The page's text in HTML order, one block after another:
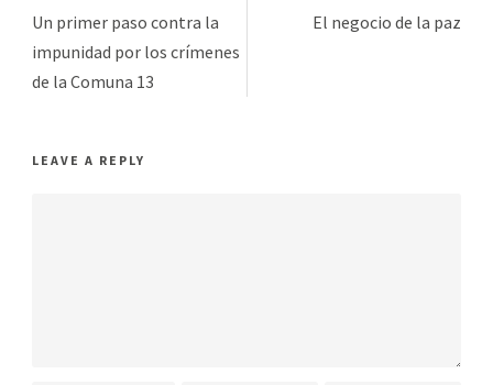
Un primer paso contra la
impunidad por los crímenes
de la Comuna 13
El negocio de la paz
LEAVE A REPLY